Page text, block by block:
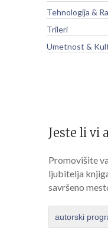
Tehnologija &
Trileri
Umetnost &
Jeste li vi
Promovišite
ljubitelja
savršeno
autorski